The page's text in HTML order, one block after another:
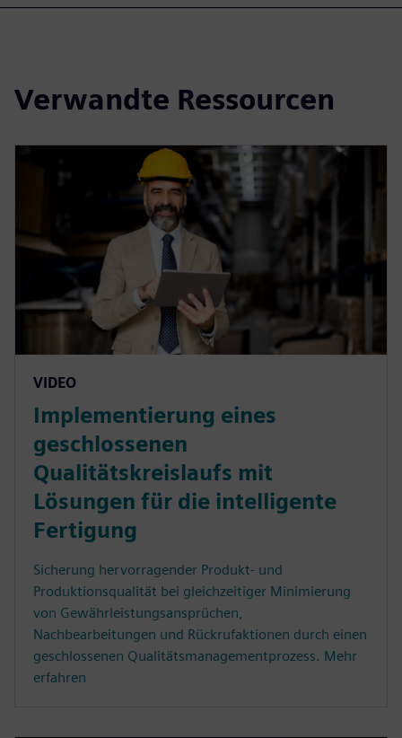
Verwandte Ressourcen
VIDEO
Implementierung eines
geschlossenen
Qualitätskreislaufs mit
Lösungen für die intelligente
Fertigung
Sicherung hervorragender Produkt- und
Produktionsqualität bei gleichzeitiger Minimierung
von Gewährleistungsansprüchen,
Nachbearbeitungen und Rückrufaktionen durch einen
geschlossenen Qualitätsmanagementprozess. Mehr
erfahren